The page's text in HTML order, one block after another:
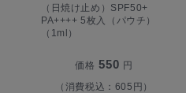
（日焼け止め）SPF50+
PA++++ 5枚入（パウチ）
（1ml）
価格 550 円
（消費税込：605円）